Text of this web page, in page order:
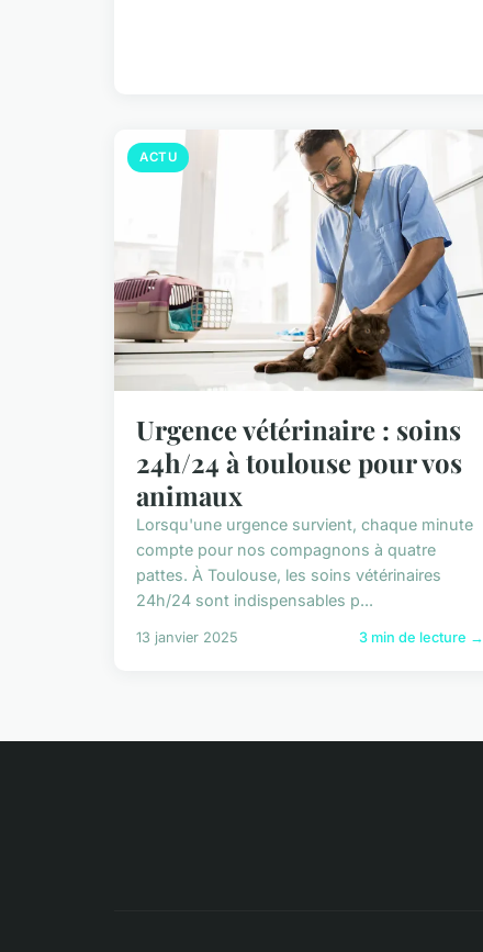
ACTU
Urgence vétérinaire : soins
24h/24 à toulouse pour vos
animaux
Lorsqu'une urgence survient, chaque minute
compte pour nos compagnons à quatre
pattes. À Toulouse, les soins vétérinaires
24h/24 sont indispensables p...
13 janvier 2025 3 min de lecture →